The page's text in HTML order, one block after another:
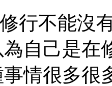
不能沒有
自己是在
情很多很